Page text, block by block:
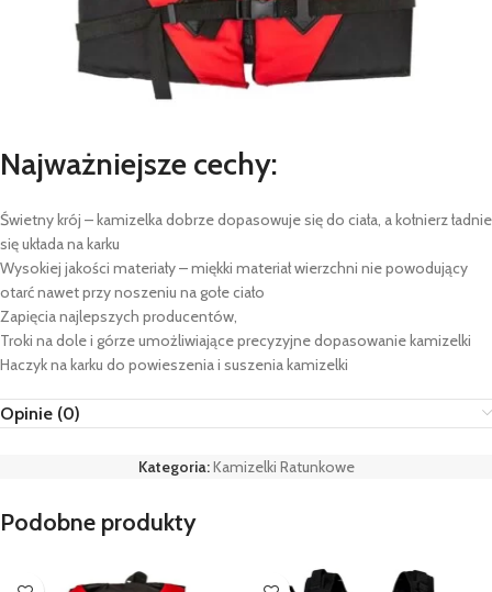
Najważniejsze cechy:
Świetny krój – kamizelka dobrze dopasowuje się do ciała, a kołnierz ładnie
się układa na karku
Wysokiej jakości materiały – miękki materiał wierzchni nie powodujący
otarć nawet przy noszeniu na gołe ciało
Zapięcia najlepszych producentów,
Troki na dole i górze umożliwiające precyzyjne dopasowanie kamizelki
Haczyk na karku do powieszenia i suszenia kamizelki
Opinie (0)
Kategoria:Kamizelki Ratunkowe
Podobne produkty